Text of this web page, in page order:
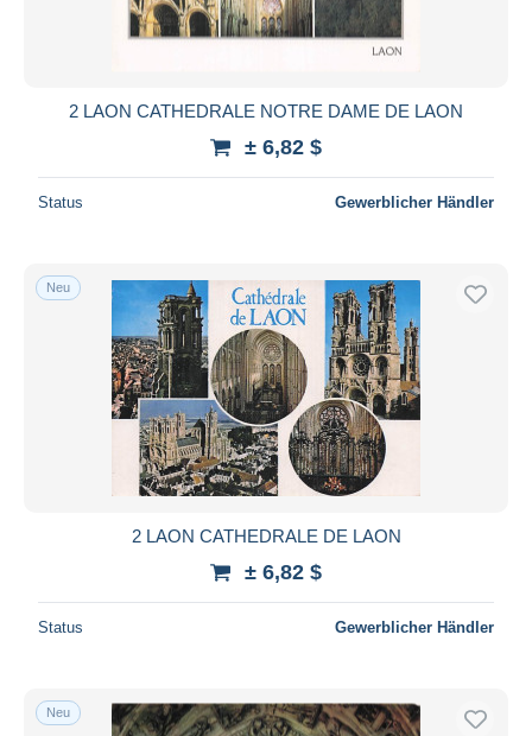
2 LAON CATHEDRALE NOTRE DAME DE LAON
± 6,82 $
Status Gewerblicher Händler
Neu
2 LAON CATHEDRALE DE LAON
± 6,82 $
Status Gewerblicher Händler
Neu